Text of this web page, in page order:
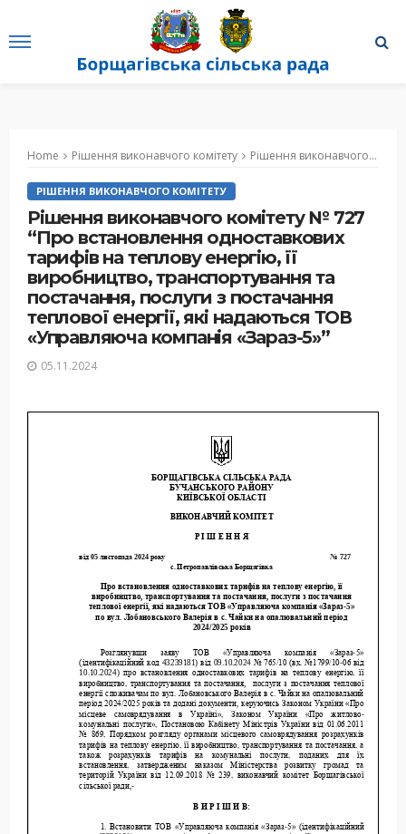
Home Рішення виконавчого комітету Рішення виконавчого комітету № 727 “Про встановлення одноставкових тарифів на теплову енергію, її виробництво, транспортування та постачання, послуги з постачання теплової енергії, які надаються ТОВ «Управляюча компанія «Зараз-5»”
РІШЕННЯ ВИКОНАВЧОГО КОМІТЕТУ
Рішення виконавчого комітету № 727
“Про встановлення одноставкових
тарифів на теплову енергію, її
виробництво, транспортування та
постачання, послуги з постачання
теплової енергії, які надаються ТОВ
«Управляюча компанія «Зараз-5»”
05.11.2024